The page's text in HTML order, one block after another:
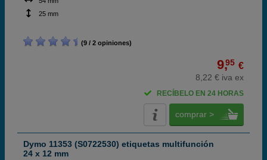
25 mm
(9 / 2 opiniones)
9,95 €
8,22 € iva ex
RECÍBELO EN 24 HORAS
comprar >
Dymo 11353 (S0722530) etiquetas multifunción
24 x 12 mm